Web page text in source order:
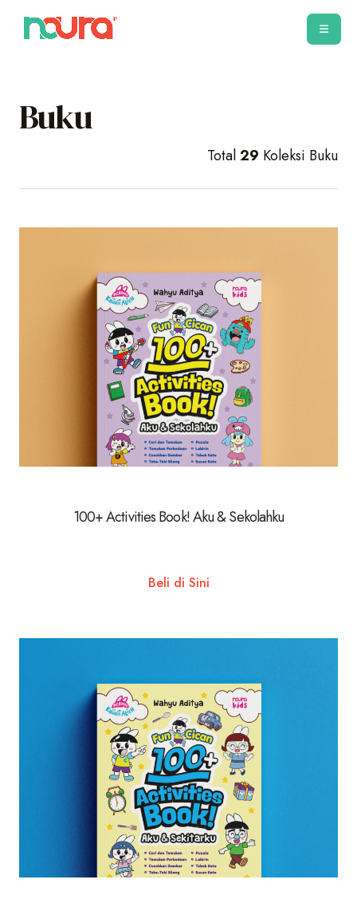
Buku
Total29 Koleksi Buku
100+ Activities Book! Aku & Sekolahku
Beli di Sini